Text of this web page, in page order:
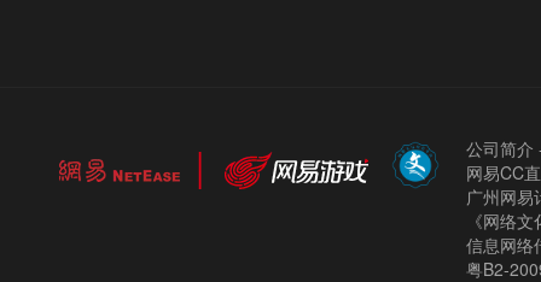
公司简介
网易CC
广州网
《网络
信息网络
粤B2-